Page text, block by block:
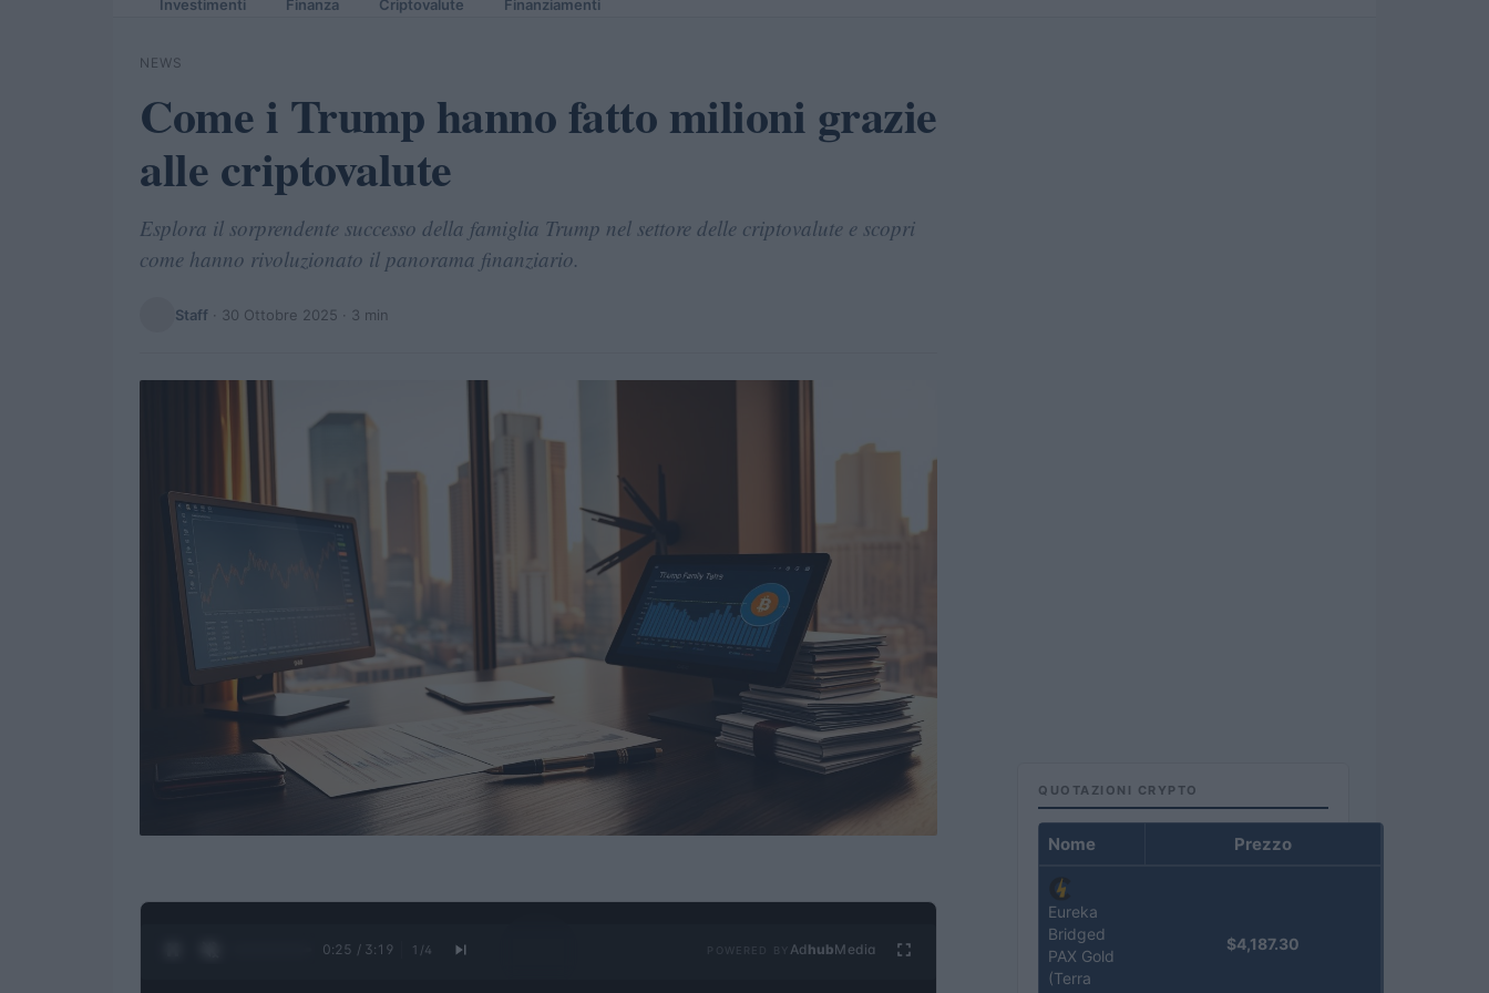
Investimenti Finanza Criptovalute Finanziamenti
NEWS
Come i Trump hanno fatto milioni grazie
alle criptovalute
Esplora il sorprendente successo della famiglia Trump nel settore delle criptovalute e scopri
come hanno rivoluzionato il panorama finanziario.
Staff · 30 Ottobre 2025 · 3 min
0:26 / 3:19 1 /4 Ad hubMedia
QUOTAZIONI CRYPTO
Nome Prezzo
Eureka
Bridged
PAX Gold
(Terra
$4,187.30